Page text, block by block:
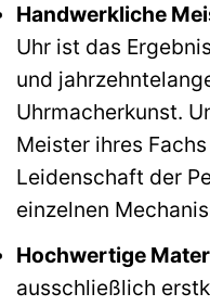
Handwerkliche
Uhr ist das
und
Uhrmacherkunst.
Meister ihres
Leidenschaft der
einzelnen
Hochwertige
ausschließlich